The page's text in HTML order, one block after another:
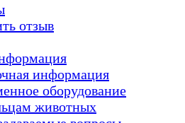
отзыв
информация
оборудование
животных